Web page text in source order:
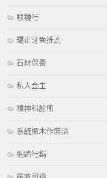
眼鏡行
矯正牙齒推薦
石材保養
私人金主
精神科診所
系統櫃木作裝潢
網路行銷